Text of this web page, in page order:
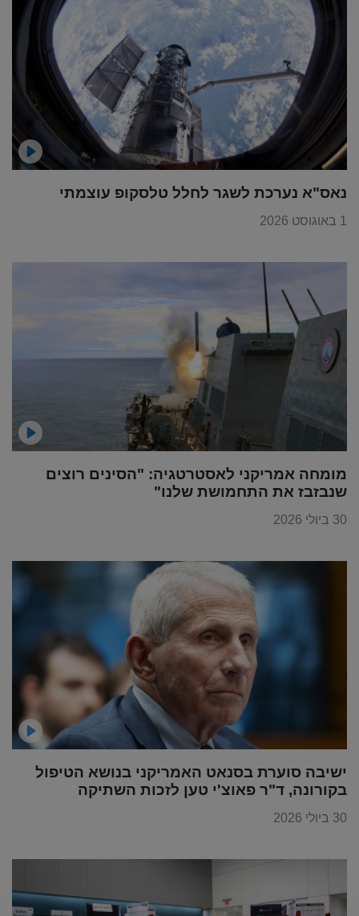
נאס"א נערכת לשגר לחלל טלסקופ עוצמתי
1 באוגוסט 2026
מומחה אמריקני לאסטרטגיה: "הסינים רוצים
שנבזבז את התחמושת שלנו"
30 ביולי 2026
ישיבה סוערת בסנאט האמריקני בנושא הטיפול
בקורונה, ד"ר פאוצ'י טען לזכות השתיקה
30 ביולי 2026